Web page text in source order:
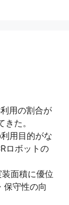
用の割合が
た。
用目的がな
ロボットの
面積に優位
保守性の向